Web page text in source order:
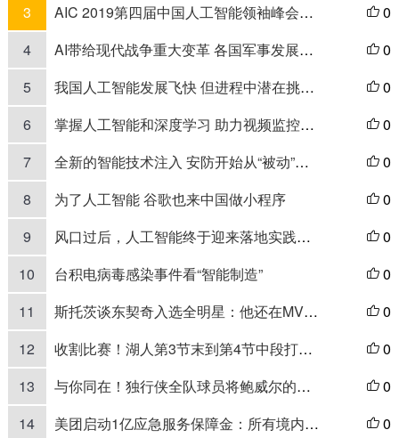
3
AIC 2019第四届中国人工智能领袖峰会下月召开，聚焦人工智能新格局！  0
4
AI带给现代战争重大变革 各国军事发展抢占AI高地  0
5
我国人工智能发展飞快 但进程中潜在挑战也不少  0
6
掌握人工智能和深度学习 助力视频监控的发展  0
7
全新的智能技术注入 安防开始从“被动”向“主动”转移  0
8
为了人工智能 谷歌也来中国做小程序  0
9
风口过后，人工智能终于迎来落地实践的时刻  0
10
台积电病毒感染事件看“智能制造”  0
11
斯托茨谈东契奇入选全明星：他还在MVP的讨论中 他才20岁  0
12
收割比赛！湖人第3节末到第4节中段打出22比2攻击波  0
13
与你同在！独行侠全队球员将鲍威尔的名字写在球鞋上  0
14
美团启动1亿应急服务保障金：所有境内订单可免费取消  0